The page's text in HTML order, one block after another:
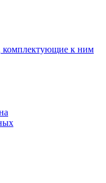
комплектующие к ним